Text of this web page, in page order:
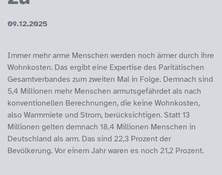
09.12.2025
Immer mehr arme Menschen werden noch ärmer durch ihre
Wohnkosten. Das ergibt eine Expertise des Paritätischen
Gesamtverbandes zum zweiten Mal in Folge. Demnach sind
5,4 Millionen mehr Menschen armutsgefährdet als nach
konventionellen Berechnungen, die keine Wohnkosten,
also Warmmiete und Strom, berücksichtigen. Statt 13
Millionen gelten demnach 18,4 Millionen Menschen in
Deutschland als arm. Das sind 22,3 Prozent der
Bevölkerung. Vor einem Jahr waren es noch 21,2 Prozent.